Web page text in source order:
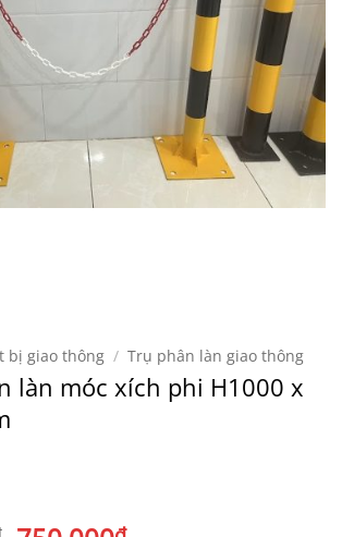
bị giao thông / Trụ phân làn giao thông
làn móc xích phi H1000 x